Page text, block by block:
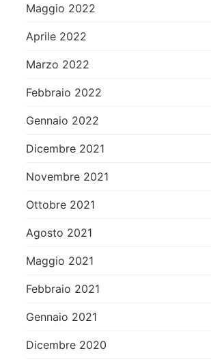
Maggio 2022
Aprile 2022
Marzo 2022
Febbraio 2022
Gennaio 2022
Dicembre 2021
Novembre 2021
Ottobre 2021
Agosto 2021
Maggio 2021
Febbraio 2021
Gennaio 2021
Dicembre 2020